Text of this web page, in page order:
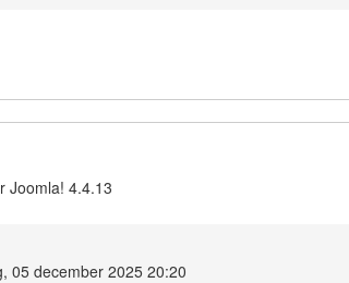
Joomla! 4.4.13
05 december 2025 20:20